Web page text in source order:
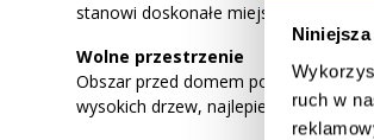
ruch w
stanowi doskonałe miejsce na
Wolne przestrzenie
Obszar przed domem powinien
wysokich drzew, najlepiej